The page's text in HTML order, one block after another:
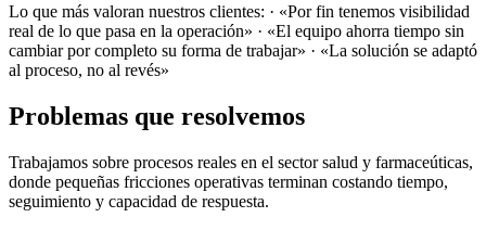
Lo que más valoran nuestros clientes: · «Por fin tenemos visibilidad
real de lo que pasa en la operación» · «El equipo ahorra tiempo sin
cambiar por completo su forma de trabajar» · «La solución se adaptó
al proceso, no al revés»
Problemas que resolvemos
Trabajamos sobre procesos reales en el sector salud y farmaceúticas,
donde pequeñas fricciones operativas terminan costando tiempo,
seguimiento y capacidad de respuesta.